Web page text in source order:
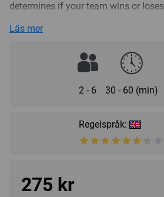
determines if your team wins or
Slapshot includes 54 zany
Jack the Tripper. The new edition
cards with rounded corners.
your skates and checkout the
Slapshot was originally designed
times since.
Läs mer
2 - 6 30 - 60 (min)
Regelspråk:
275 kr